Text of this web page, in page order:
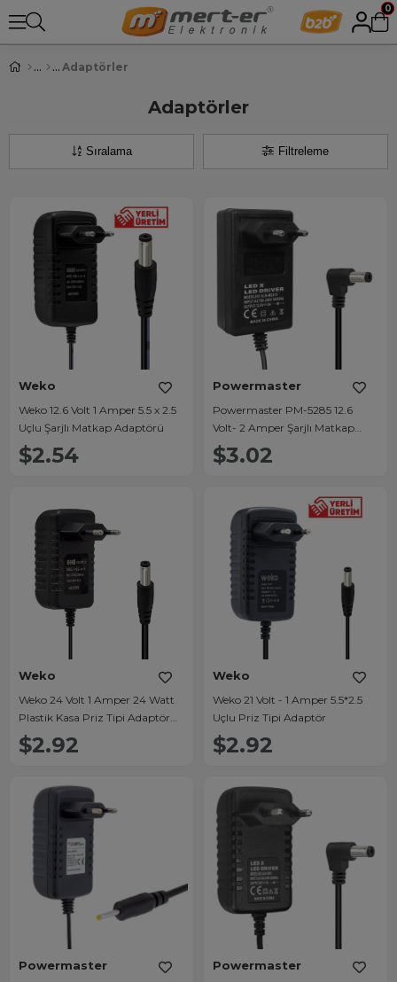
0
Adaptörler
Adaptörler
Filtreleme
Sıralama
Weko
Weko 12.6 Volt 1 Amper 5.5 x 2.5
Uçlu Şarjlı Matkap Adaptörü
$2.54
Powermaster
Powermaster PM-5285 12.6
Volt- 2 Amper Şarjlı Matkap
Adaptörü
$3.02
Weko
Weko 24 Volt 1 Amper 24 Watt
Plastik Kasa Priz Tipi Adaptör
(5.5x2.5 Uçlu)
$2.92
Weko
Weko 21 Volt - 1 Amper 5.5*2.5
Uçlu Priz Tipi Adaptör
$2.92
Powermaster Powermaster